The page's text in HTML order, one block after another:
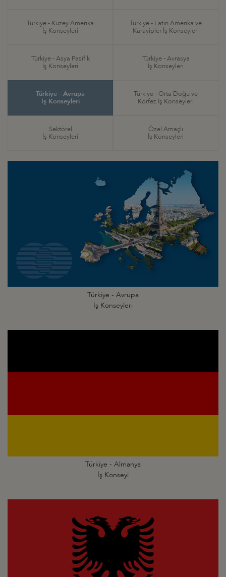
Türkiye - Kuzey Amerika
İş Konseyleri
Türkiye - Latin Amerika ve
Karayipler İş Konseyleri
Türkiye - Asya Pasifik
İş Konseyleri
Türkiye - Avrasya
İş Konseyleri
Türkiye - Avrupa
İş Konseyleri
Türkiye - Orta Doğu ve
Körfez İş Konseyleri
Sektörel
İş Konseyleri
Özel Amaçlı
İş Konseyleri
Türkiye - Avrupa
İş Konseyleri
Türkiye - Almanya
İş Konseyi